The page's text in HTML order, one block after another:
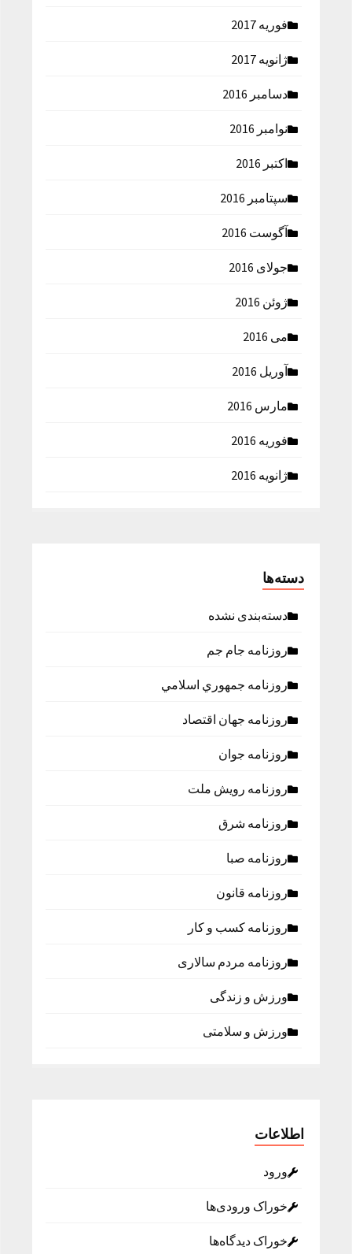
فوریه 2017
ژانویه 2017
دسامبر 2016
نوامبر 2016
اکتبر 2016
سپتامبر 2016
آگوست 2016
جولای 2016
ژوئن 2016
می 2016
آوریل 2016
مارس 2016
فوریه 2016
ژانویه 2016
دسته‌ها
دسته‌بندی نشده
روزنامه جام جم
روزنامه جمهوري اسلامي
روزنامه جهان اقتصاد
روزنامه جوان
روزنامه رویش ملت
روزنامه شرق
روزنامه صبا
روزنامه قانون
روزنامه كسب و كار
روزنامه مردم سالاری
ورزش و زندگی
ورزش و سلامتی
اطلاعات
ورود
خوراک ورودی‌ها
خوراک دیدگاه‌ها